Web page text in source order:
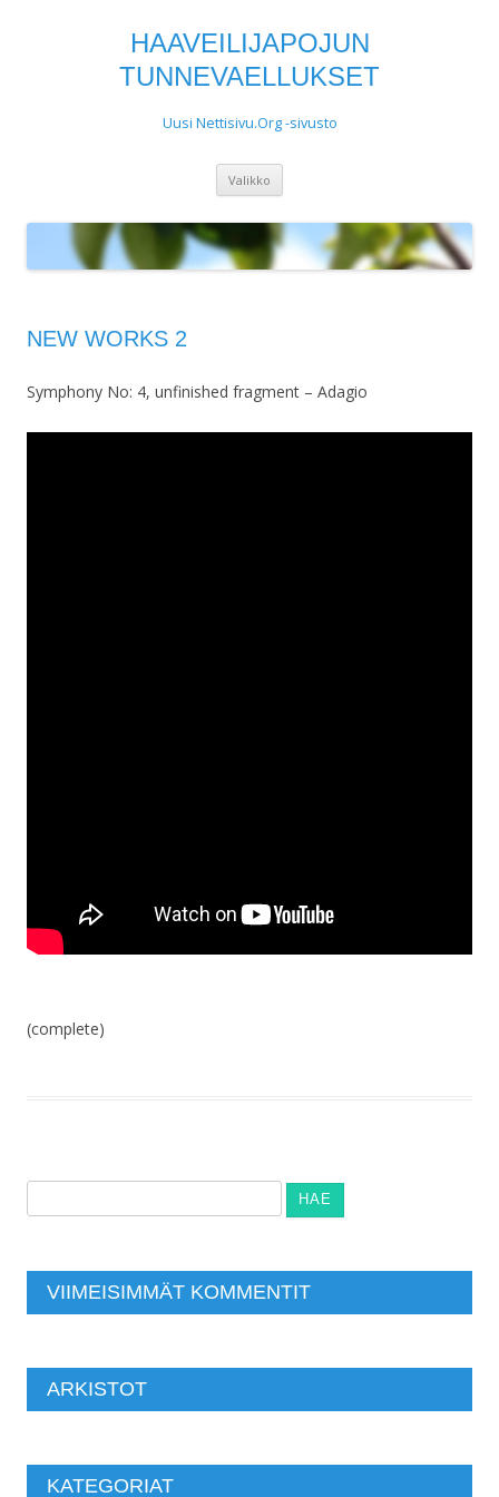
HAAVEILIJAPOJUN
TUNNEVAELLUKSET
Uusi Nettisivu.Org -sivusto
Valikko
NEW WORKS 2
Symphony No: 4, unfinished fragment – Adagio
(complete)
VIIMEISIMMÄT KOMMENTIT
ARKISTOT
KATEGORIAT